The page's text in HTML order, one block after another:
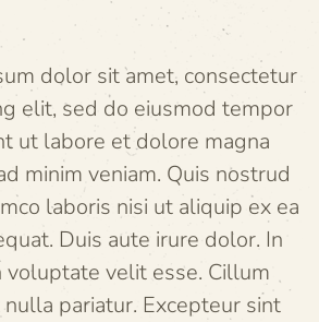
dolor sit amet, consectetur
elit, sed do eiusmod tempor
ut labore et dolore magna
minim veniam. Quis nostrud
laboris nisi ut aliquip ex ea
Duis aute irure dolor. In
velit esse. Cillum
pariatur. Excepteur sint